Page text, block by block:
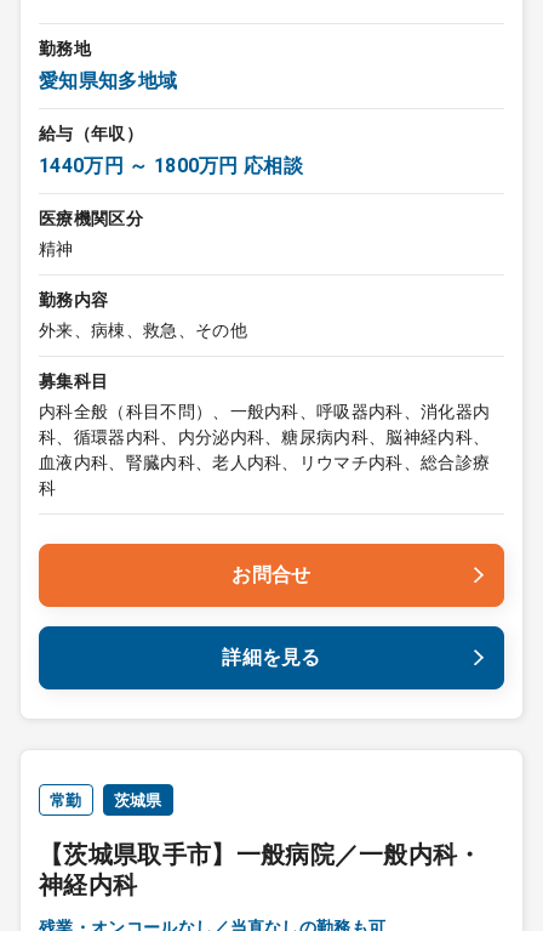
勤務地
愛知県知多地域
給与（年収）
1440万円 ～ 1800万円 応相談
医療機関区分
精神
勤務内容
外来、病棟、救急、その他
募集科目
内科全般（科目不問）、一般内科、呼吸器内科、消化器内
科、循環器内科、内分泌内科、糖尿病内科、脳神経内科、
血液内科、腎臓内科、老人内科、リウマチ内科、総合診療
科
お問合せ
詳細を見る
常勤 茨城県
【茨城県取手市】一般病院／一般内科・
神経内科